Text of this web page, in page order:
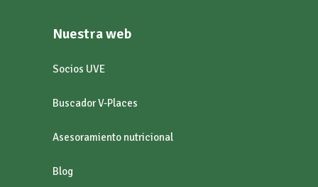
Nuestra web
Socios UVE
Buscador V-Places
Asesoramiento nutricional
Blog